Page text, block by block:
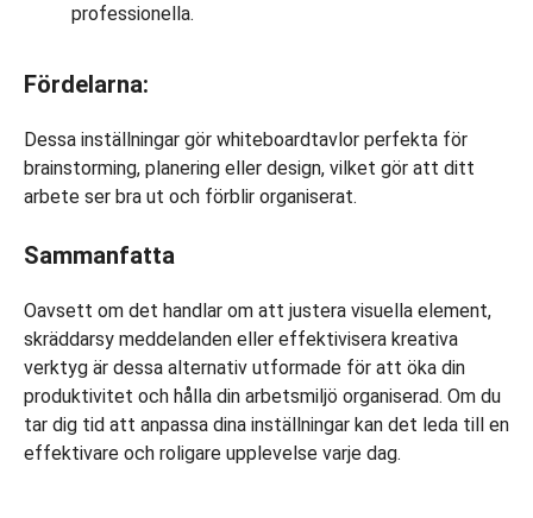
professionella.
Fördelarna:
Dessa inställningar gör whiteboardtavlor perfekta för
brainstorming, planering eller design, vilket gör att ditt
arbete ser bra ut och förblir organiserat.
Sammanfatta
Oavsett om det handlar om att justera visuella element,
skräddarsy meddelanden eller effektivisera kreativa
verktyg är dessa alternativ utformade för att öka din
produktivitet och hålla din arbetsmiljö organiserad. Om du
tar dig tid att anpassa dina inställningar kan det leda till en
effektivare och roligare upplevelse varje dag.